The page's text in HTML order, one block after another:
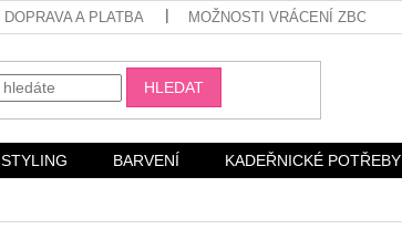
DOPRAVA A PLATBA MOŽNOSTI VRÁCENÍ ZBOŽÍ
HLEDAT
STYLING BARVENÍ KADEŘNICKÉ POTŘEBY